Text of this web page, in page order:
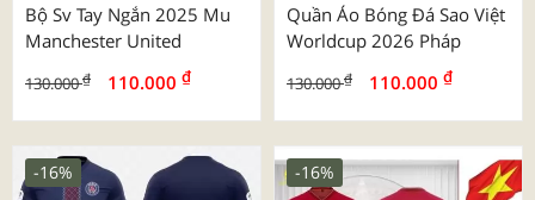
Bộ Sv Tay Ngắn 2025 Mu
Manchester United
130.000₫ 110.000 ₫
Quần Áo Bóng Đá Sao Việt
Worldcup 2026 Pháp
130.000₫ 110.000 ₫
-16% -16%